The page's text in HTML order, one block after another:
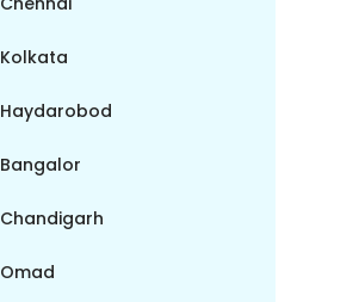
Kolkata
Haydarobod
Bangalor
Chandigarh
Omad